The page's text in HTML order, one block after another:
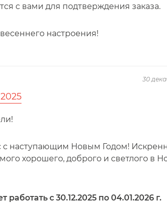
с вами для подтверждения заказа.
настроения!
30
наступающим Новым Годом!
хорошего, доброго и светлого в
с 30.12.2025 по 04.01.2026 г.